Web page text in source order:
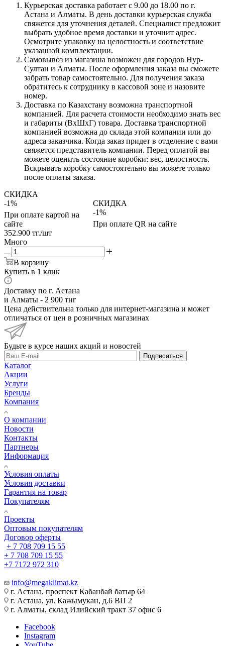
Курьерская доставка работает с 9.00 до 18.00 по г.
Астана и Алматы. В день доставки курьерская служба
свяжется для уточнения деталей. Специалист предложит
выбрать удобное время доставки и уточнит адрес.
Осмотрите упаковку на целостность и соответствие
указанной комплектации.
Самовывоз из магазина возможен для городов Нур-
Султан и Алматы. После оформления заказа вы сможете
забрать товар самостоятельно. Для получения заказа
обратитесь к сотруднику в кассовой зоне и назовите
номер.
Доставка по Казахстану возможна транспортной
компанией. Для расчета стоимости необходимо знать вес
и габариты (ВхШхГ) товара. Доставка транспортной
компанией возможна до склада этой компании или до
адреса заказчика. Когда заказ придет в отделение с вами
свяжется представитель компании. Перед оплатой вы
можете оценить состояние коробки: вес, целостность.
Вскрывать коробку самостоятельно вы можете только
после оплаты заказа.
СКИДКА
-1%
При оплате картой на
сайте
СКИДКА
-1%
При оплате QR на сайте
352.900 тг./шт
Много
В корзину
Купить в 1 клик
Доставку по г. Астана
и Алматы - 2 900 тнг
Цена действительна только для интернет-магазина и может
отличаться от цен в розничных магазинах
Будьте в курсе наших акций и новостей
Подписаться
Каталог
Акции
Услуги
Бренды
Компания
О компании
Новости
Контакты
Партнеры
Информация
Условия оплаты
Условия доставки
Гарантия на товар
Покупателям
Проекты
Оптовым покупателям
Договор оферты
+ 7 708 709 15 55
+ 7 708 709 15 55
+7 7172 972 310
info@megaklimat.kz
г. Астана, проспект Кабанбай батыр 64
г. Астана, ул. Кажымукан, д.6 ВП 2
г. Алматы, склад Илийский тракт 37 офис 6
Facebook
Instagram